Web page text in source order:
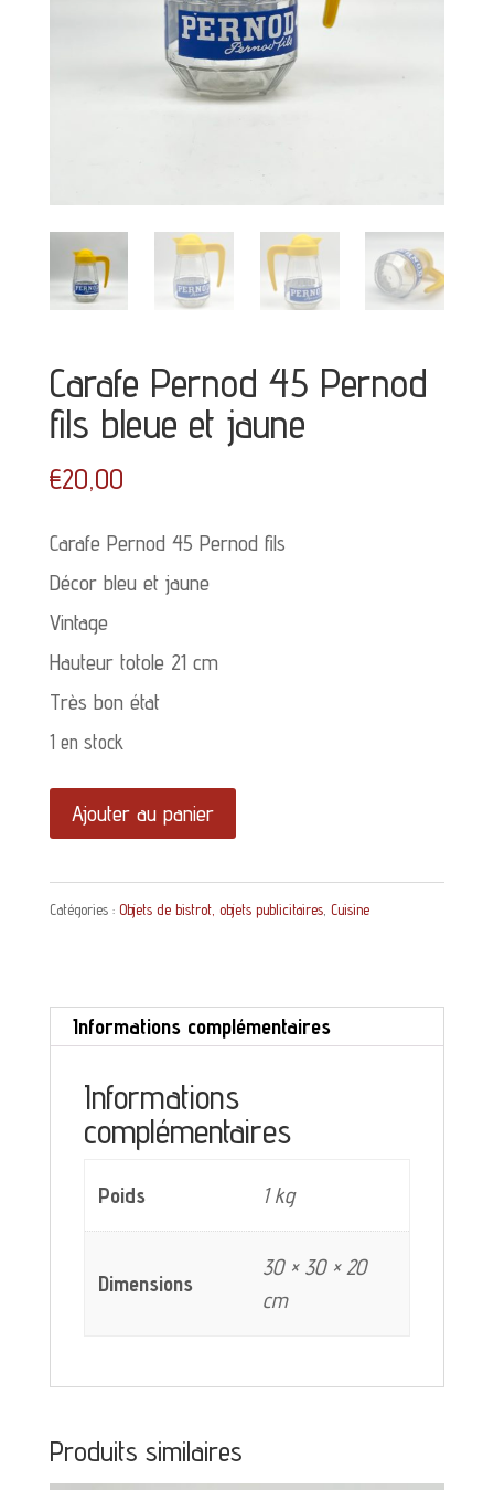
Carafe Pernod 45 Pernod
fils bleue et jaune
€20,00
Carafe Pernod 45 Pernod fils
Décor bleu et jaune
Vintage
Hauteur totole 21 cm
Très bon état
1 en stock
quantité
de
Carafe
Pernod
Pernod
fils
bleue
Ajouter au panier
Catégories : Objets de bistrot, objets publicitaires, Cuisine
Informations complémentaires
Informations
complémentaires
Poids 1 kg
Dimensions
30 × 30 × 20
cm
Produits similaires